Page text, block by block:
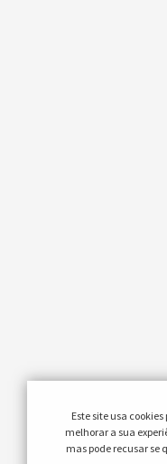
Este site usa cookies
melhorar a sua
mas pode recusar se